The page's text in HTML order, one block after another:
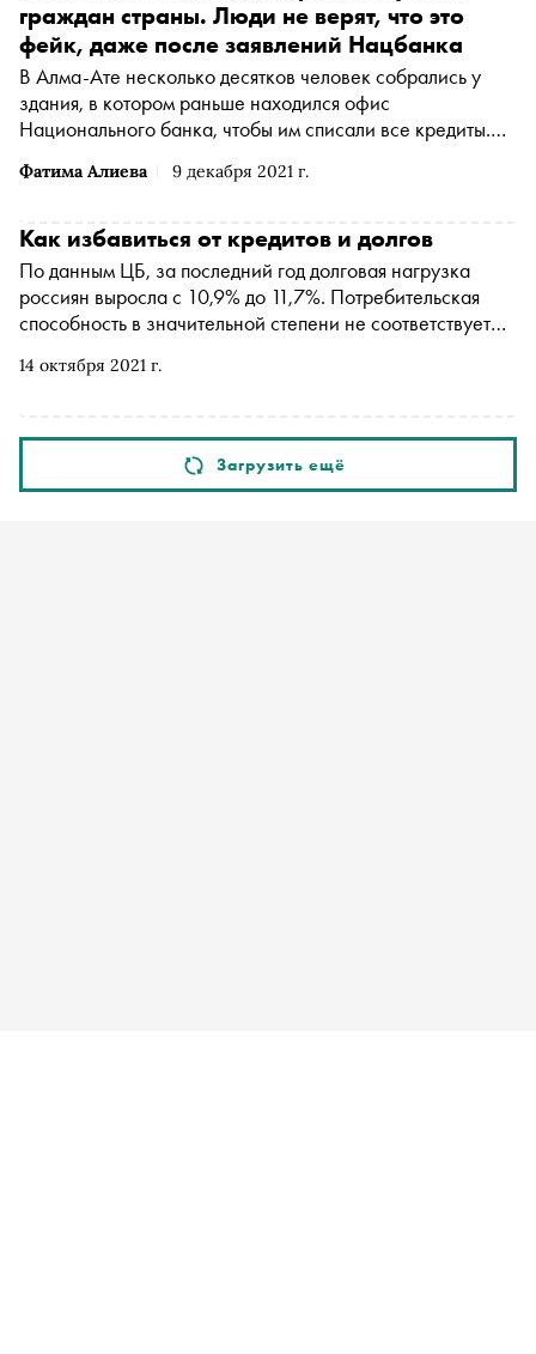
Фатима Алиева 9 декабря 2021 г.
граждан страны. Люди не верят, что это
фейк, даже после заявлений Нацбанка
В Алма-Ате несколько десятков человек собрались у
здания, в котором раньше находился офис
Национального банка, чтобы им списали все кредиты.
сказано о «грядущей кредитной амнистии» в
14 октября 2021 г.
Как избавиться от кредитов и долгов
По данным ЦБ, за последний год долговая нагрузка
россиян выросла с 10,9% до 11,7%. Потребительская
способность в значительной степени не соответствует
способ получения денег на желаемые расходы: кредиты,
финансовой грамотности
Загрузить ещё